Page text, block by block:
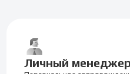
Личный менеджер